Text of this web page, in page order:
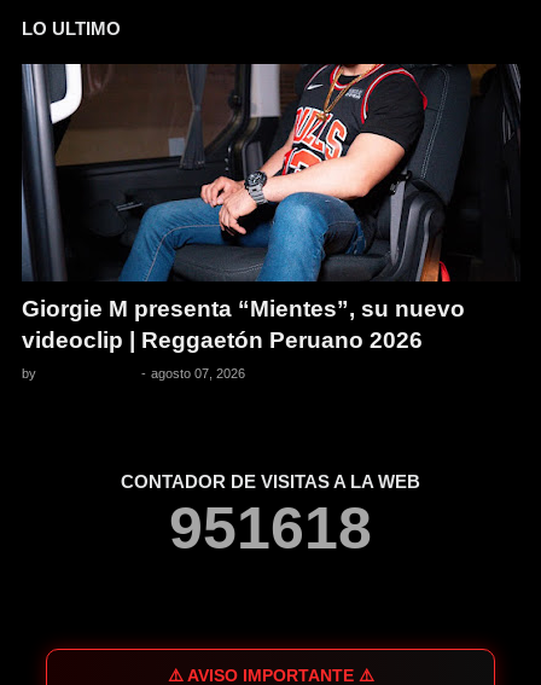
LO ULTIMO
Giorgie M presenta “Mientes”, su nuevo
videoclip | Reggaetón Peruano 2026
by - agosto 07, 2026
CONTADOR DE VISITAS A LA WEB
951618
⚠️ AVISO IMPORTANTE ⚠️